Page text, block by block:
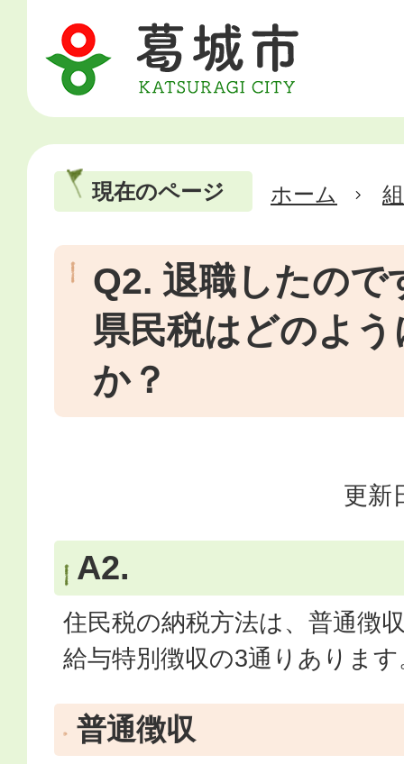
現在のページ ホーム
Q2. 退職したので
県民税はどのよ
か？
更新
A2.
住民税の納税方法は、普通徴
給与特別徴収の3通りあります
普通徴収